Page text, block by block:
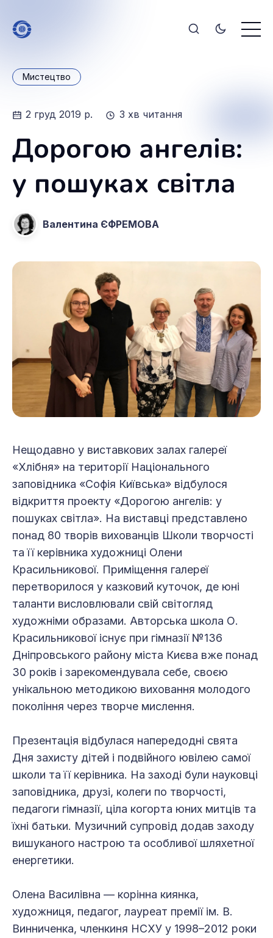
Мистецтво
2 груд 2019 р. 3 хв читання
Дорогою ангелів:
у пошуках світла
Валентина ЄФРЕМОВА
Нещодавно у виставкових залах галереї
«Хлібня» на території Національного
заповідника «Софія Київська» відбулося
відкриття проекту «Дорогою ангелів: у
пошуках світла». На виставці представлено
понад 80 творів вихованців Школи творчості
та її керівника художниці Олени
Красильникової. Приміщення галереї
перетворилося у казковий куточок, де юні
таланти висловлювали свій світогляд
художніми образами. Авторська школа О.
Красильникової існує при гімназії №136
Дніпровського району міста Києва вже понад
30 років і зарекомендувала себе, своєю
унікальною методикою виховання молодого
покоління через творче мислення.
Презентація відбулася напередодні свята
Дня захисту дітей і подвійного ювілею самої
школи та її керівника. На заході були науковці
заповідника, друзі, колеги по творчості,
педагоги гімназії, ціла когорта юних митців та
їхні батьки. Музичний супровід додав заходу
вишуканого настрою та особливої шляхетної
енергетики.
Олена Василівна — корінна киянка,
художниця, педагог, лауреат премії ім. В.
Винниченка, членкиня НСХУ у 1998–2012 роки